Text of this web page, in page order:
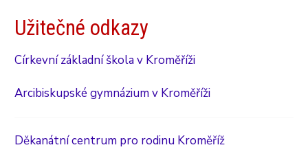
Užitečné odkazy
Církevní základní škola v Kroměříži
Arcibiskupské gymnázium v Kroměříži
Děkanátní centrum pro rodinu Kroměříž